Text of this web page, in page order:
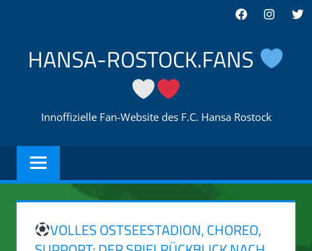
springen
Facebook
HANSA-ROSTOCK.FANS
Innoffizielle Fan-Website des F.C. Hansa Rostock
VOLLES OSTSEESTADION, CHOREO,